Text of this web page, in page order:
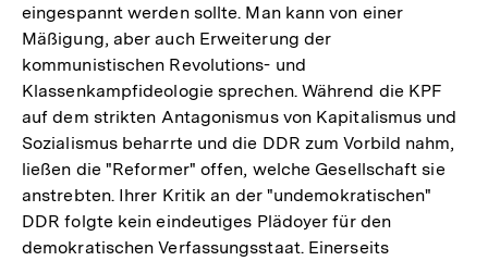
eingespannt werden sollte. Man kann von einer
Mäßigung, aber auch Erweiterung der
kommunistischen Revolutions- und
Klassenkampfideologie sprechen. Während die KPF
auf dem strikten Antagonismus von Kapitalismus und
Sozialismus beharrte und die DDR zum Vorbild nahm,
ließen die "Reformer" offen, welche Gesellschaft sie
anstrebten. Ihrer Kritik an der "undemokratischen"
DDR folgte kein eindeutiges Plädoyer für den
demokratischen Verfassungsstaat. Einerseits